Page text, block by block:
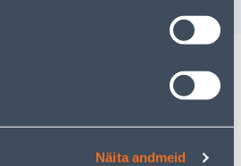
Näita andmeid